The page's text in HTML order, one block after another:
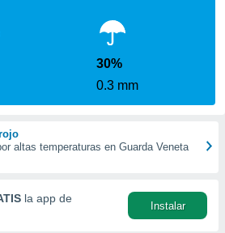
30%
0.3 mm
altas temperaturas en Guarda Veneta
la app de
Instalar